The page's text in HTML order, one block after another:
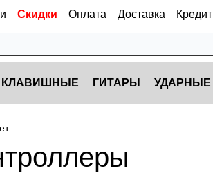
Скидки Оплата Доставка Кредит
КЛАВИШНЫЕ ГИТАРЫ УДАРНЫЕ